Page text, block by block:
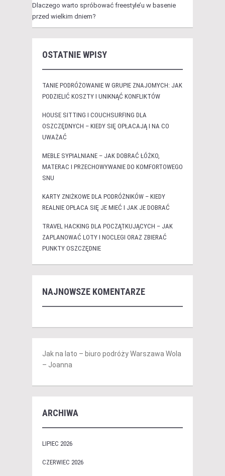
Dlaczego warto spróbować freestyle’u w basenie
przed wielkim dniem?
OSTATNIE WPISY
TANIE PODRÓŻOWANIE W GRUPIE ZNAJOMYCH: JAK
PODZIELIĆ KOSZTY I UNIKNĄĆ KONFLIKTÓW
HOUSE SITTING I COUCHSURFING DLA
OSZCZĘDNYCH – KIEDY SIĘ OPŁACAJĄ I NA CO
UWAŻAĆ
MEBLE SYPIALNIANE – JAK DOBRAĆ ŁÓŻKO,
MATERAC I PRZECHOWYWANIE DO KOMFORTOWEGO
SNU
KARTY ZNIŻKOWE DLA PODRÓŻNIKÓW – KIEDY
REALNIE OPŁACA SIĘ JE MIEĆ I JAK JE DOBRAĆ
TRAVEL HACKING DLA POCZĄTKUJĄCYCH – JAK
ZAPLANOWAĆ LOTY I NOCLEGI ORAZ ZBIERAĆ
PUNKTY OSZCZĘDNIE
NAJNOWSZE KOMENTARZE
Jak na lato – biuro podróży Warszawa Wola
– Joanna
ARCHIWA
LIPIEC 2026
CZERWIEC 2026